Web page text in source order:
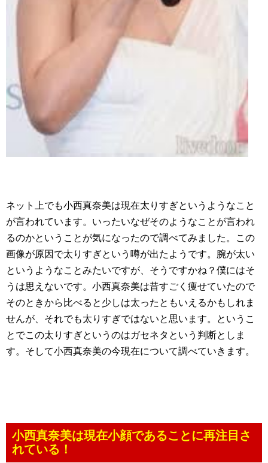
ネット上でも小西真奈美は現在太りすぎというようなこと
が言われています。いったいなぜそのようなことが言われ
るのかということが気になったので調べてみました。この
画像が原因で太りすぎという噂が出たようです。腕が太い
というようなことみたいですが、そうですかね？僕にはそ
うは思えないです。小西真奈美は昔すごく痩せていたので
そのときから比べると少しは太ったともいえるかもしれま
せんが、それでも太りすぎではないと思います。というこ
とでこの太りすぎというのはガセネタという判断としま
す。そして小西真奈美の今現在について調べていきます。
小西真奈美は現在小顔であることに再注目さ
れている！